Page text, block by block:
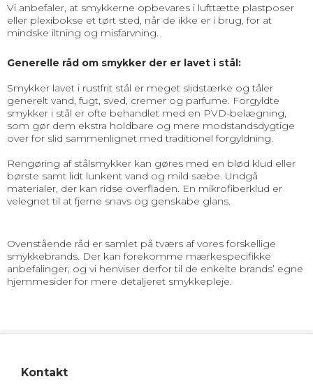
Vi anbefaler, at smykkerne opbevares i lufttætte plastposer
eller plexibokse et tørt sted, når de ikke er i brug, for at
mindske iltning og misfarvning.
Generelle råd om smykker der er lavet i stål:
Smykker lavet i rustfrit stål er meget slidstærke og tåler
generelt vand, fugt, sved, cremer og parfume. Forgyldte
smykker i stål er ofte behandlet med en PVD-belægning,
som gør dem ekstra holdbare og mere modstandsdygtige
over for slid sammenlignet med traditionel forgyldning.
Rengøring af stål­smykker kan gøres med en blød klud eller
børste samt lidt lunkent vand og mild sæbe. Undgå
materialer, der kan ridse overfladen. En mikrofiberklud er
velegnet til at fjerne snavs og genskabe glans.
Ovenstående råd er samlet på tværs af vores forskellige
smykkebrands. Der kan forekomme mærkespecifikke
anbefalinger, og vi henviser derfor til de enkelte brands’ egne
hjemmesider for mere detaljeret smykkepleje.
Kontakt